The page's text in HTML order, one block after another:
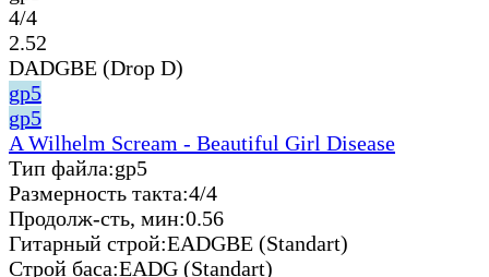
4/4
2.52
DADGBE (Drop D)
gp5
gp5
A Wilhelm Scream - Beautiful Girl Disease
Тип файла:gp5
Размерность такта:4/4
Продолж-сть, мин:0.56
Гитарный строй:EADGBE (Standart)
Строй баса:EADG (Standart)